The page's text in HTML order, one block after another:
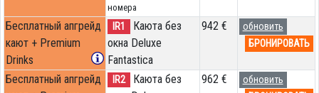
номера
Бесплатный апгрейд
кают + Premium
Drinks
IR1
Каюта без
окна Deluxe
Fantastica
942 €
обновить
БРОНИРОВАТЬ
Бесплатный апгрейд
IR2
Каюта без
962 €
обновить